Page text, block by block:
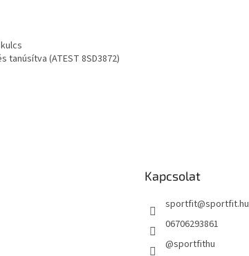
(ATEST 8SD3872)
Kapcsolat
sportfit@sportfit.hu
06706293861
@sportfithu